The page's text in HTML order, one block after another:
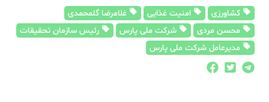
کشاورزی امنیت غذایی
غلامرضا گلمحمدی
محسن مردی
شرکت ملی پارس
رئیس سازمان تحقیقات
مدیرعامل شرکت ملی پارس